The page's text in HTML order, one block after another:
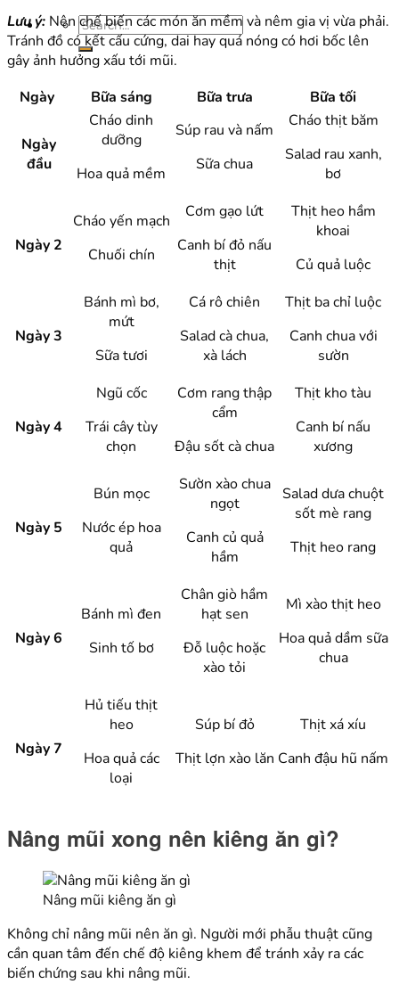
Lưu ý: Nên chế biến các món ăn mềm và nêm gia vị vừa phải.
Tránh đồ có kết cấu cứng, dai hay quá nóng có hơi bốc lên
gây ảnh hưởng xấu tới mũi.
Ngày
Bữa sáng Bữa trưa Bữa tối
Ngày
đầu
Cháo dinh
dưỡng
Hoa quả mềm
Súp rau và nấm
Sữa chua
Cháo thịt băm
Salad rau xanh,
bơ
Ngày 2
Cháo yến mạch
Chuối chín
Cơm gạo lứt
Canh bí đỏ nấu
thịt
Thịt heo hầm
khoai
Củ quả luộc
Ngày 3
Bánh mì bơ,
mứt
Sữa tươi
Cá rô chiên
Salad cà chua,
xà lách
Thịt ba chỉ luộc
Canh chua với
sườn
Ngày 4
Ngũ cốc
Trái cây tùy
chọn
Cơm rang thập
cẩm
Đậu sốt cà chua
Thịt kho tàu
Canh bí nấu
xương
Ngày 5
Bún mọc
Nước ép hoa
quả
Sườn xào chua
ngọt
Canh củ quả
hầm
Salad dưa chuột
sốt mè rang
Thịt heo rang
Ngày 6
Bánh mì đen
Sinh tố bơ
Chân giò hầm
hạt sen
Đỗ luộc hoặc
xào tỏi
Mì xào thịt heo
Hoa quả dầm sữa
chua
Ngày 7
Hủ tiếu thịt
heo
Hoa quả các
loại
Súp bí đỏ
Thịt lợn xào lăn
Thịt xá xíu
Canh đậu hũ nấm
Nâng mũi xong nên kiêng ăn gì?
Nâng mũi kiêng ăn gì
Không chỉ nâng mũi nên ăn gì. Người mới phẫu thuật cũng
cần quan tâm đến chế độ kiêng khem để tránh xảy ra các
biến chứng sau khi nâng mũi.